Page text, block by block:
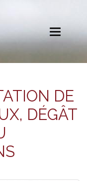
Toggle
DE
DÉGÂT